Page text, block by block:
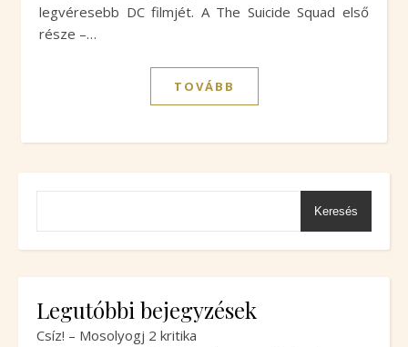
legvéresebb DC filmjét. A The Suicide Squad első
része –…
TOVÁBB
Keresés
Legutóbbi bejegyzések
Csíz! – Mosolyogj 2 kritika